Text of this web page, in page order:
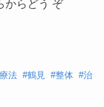
からどう ぞ
法 #鶴見 #整体 #治